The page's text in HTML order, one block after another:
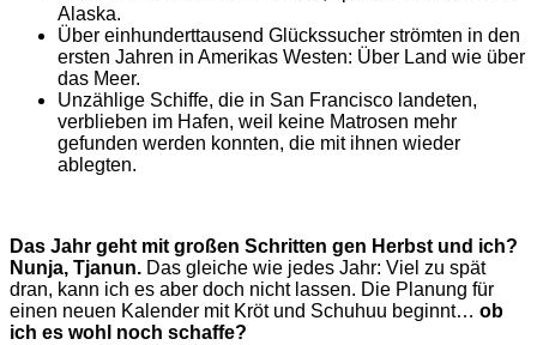
Alaska.
Über einhunderttausend Glückssucher strömten in den
ersten Jahren in Amerikas Westen: Über Land wie über
das Meer.
Unzählige Schiffe, die in San Francisco landeten,
verblieben im Hafen, weil keine Matrosen mehr
gefunden werden konnten, die mit ihnen wieder
ablegten.
Das Jahr geht mit großen Schritten gen Herbst und ich?
Nunja, Tjanun. Das gleiche wie jedes Jahr: Viel zu spät
dran, kann ich es aber doch nicht lassen. Die Planung für
einen neuen Kalender mit Kröt und Schuhuu beginnt… ob
ich es wohl noch schaffe?